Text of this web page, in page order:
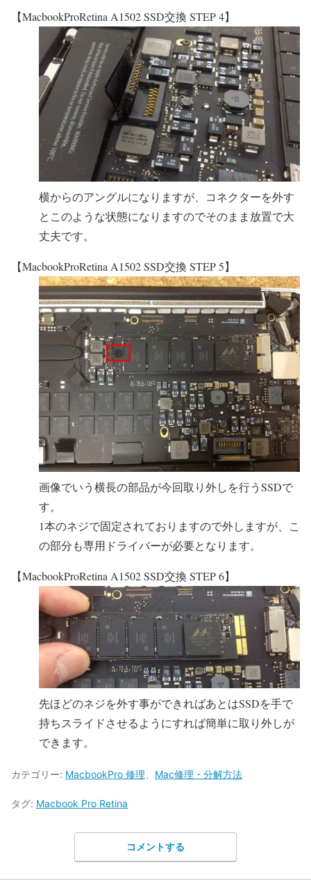
【MacbookProRetina A1502 SSD交換 STEP 4】
横からのアングルになりますが、コネクターを外す
とこのような状態になりますのでそのまま放置で大
丈夫です。
【MacbookProRetina A1502 SSD交換 STEP 5】
画像でいう横長の部品が今回取り外しを行うSSDで
す。
1本のネジで固定されておりますので外しますが、こ
の部分も専用ドライバーが必要となります。
【MacbookProRetina A1502 SSD交換 STEP 6】
先ほどのネジを外す事ができればあとはSSDを手で
持ちスライドさせるようにすれば簡単に取り外しが
できます。
カテゴリー: MacbookPro 修理 Mac修理・分解方法
タグ: Macbook Pro Retina
コメントする